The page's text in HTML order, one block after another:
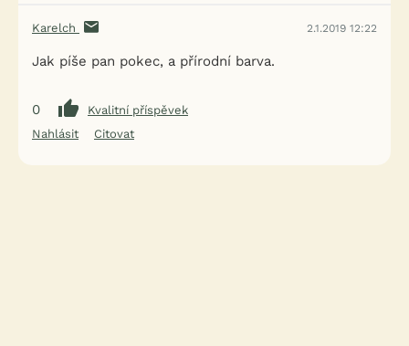
Karelch 2.1.2019 12:22
Jak píše pan pokec, a přírodní barva.
0
Kvalitní příspěvek
Nahlásit
Citovat